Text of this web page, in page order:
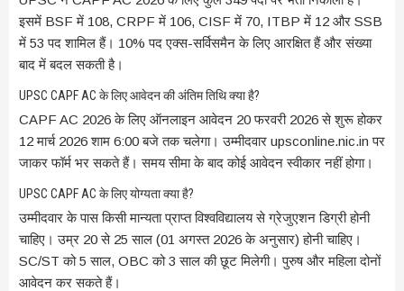
इसमें BSF में 108, CRPF में 106, CISF में 70, ITBP में 12 और SSB
में 53 पद शामिल हैं। 10% पद एक्स-सर्विसमैन के लिए आरक्षित हैं और संख्या
बाद में बदल सकती है।
UPSC CAPF AC के लिए आवेदन की अंतिम तिथि क्या है?
CAPF AC 2026 के लिए ऑनलाइन आवेदन 20 फरवरी 2026 से शुरू होकर
12 मार्च 2026 शाम 6:00 बजे तक चलेगा। उम्मीदवार upsconline.nic.in पर
जाकर फॉर्म भर सकते हैं। समय सीमा के बाद कोई आवेदन स्वीकार नहीं होगा।
UPSC CAPF AC के लिए योग्यता क्या है?
उम्मीदवार के पास किसी मान्यता प्राप्त विश्वविद्यालय से ग्रेजुएशन डिग्री होनी
चाहिए। उम्र 20 से 25 साल (01 अगस्त 2026 के अनुसार) होनी चाहिए।
SC/ST को 5 साल, OBC को 3 साल की छूट मिलेगी। पुरुष और महिला दोनों
आवेदन कर सकते हैं।